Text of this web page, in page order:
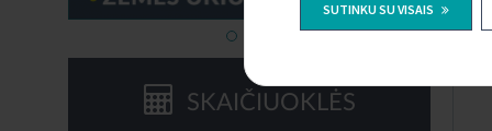
SUTINKU SU VISAIS
SKAIČIUOKLĖS